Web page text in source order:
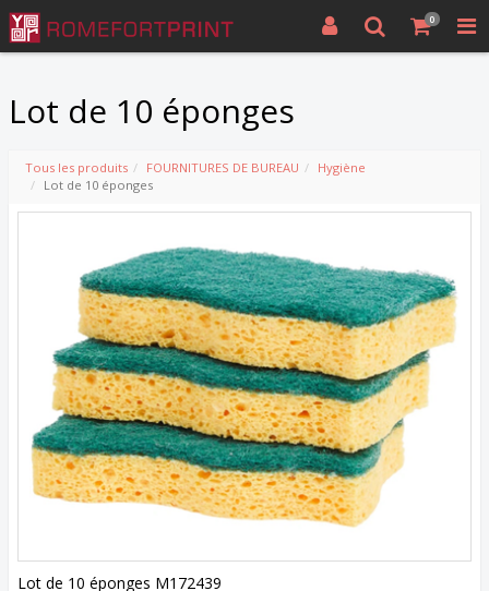
0
Lot de 10 éponges
Tous les produits FOURNITURES DE BUREAU
Hygiène
Lot de 10 éponges
Lot de 10 éponges M172439